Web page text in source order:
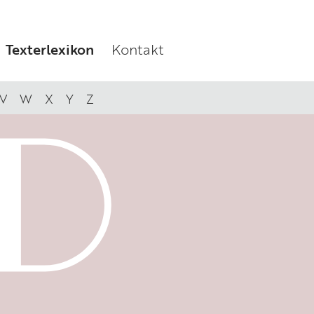
Texterlexikon
V W X Y Z
Kontakt